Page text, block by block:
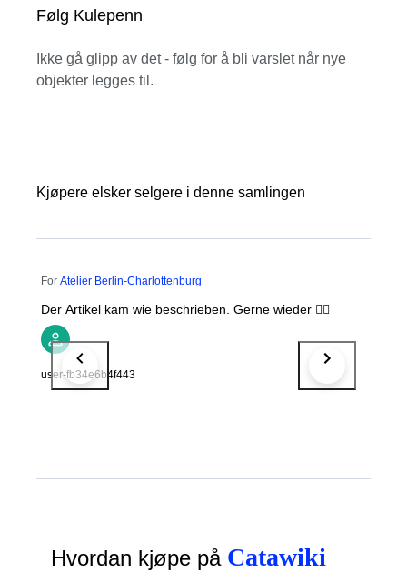
Følg Kulepenn
Ikke gå glipp av det - følg for å bli varslet når nye
objekter legges til.
Kjøpere elsker selgere i denne samlingen
For Atelier Berlin-Charlottenburg
Der Artikel kam wie beschrieben. Gerne wieder 👍🏻
user-fb34e6b4f443
Hvordan kjøpe på Catawiki